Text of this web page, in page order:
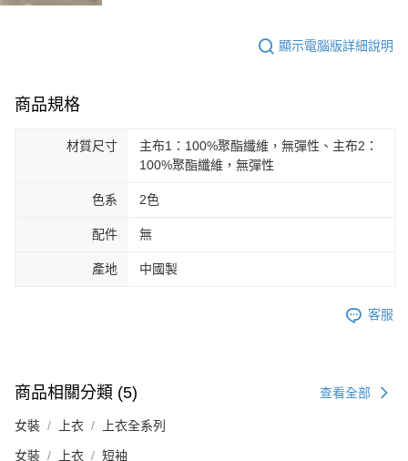
顯示電腦版詳細說明
商品規格
材質尺寸
主布1：100%聚酯纖維，無彈性、主布2：
100%聚酯纖維，無彈性
色系 2色
配件 無
產地 中國製
客服
商品相關分類 (5) 查看全部
女裝 上衣 上衣全系列
女裝 上衣 短袖